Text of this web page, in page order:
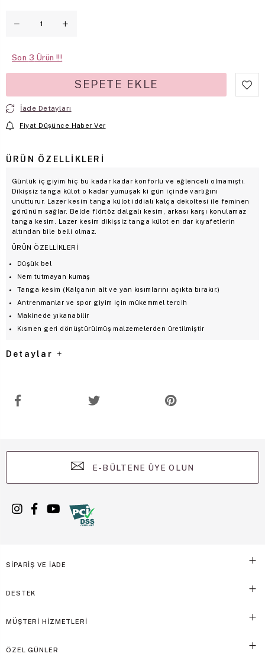
Son 3
İade Detayları
Fiyat Düşünce Haber Ver
ÜRÜN ÖZELLIKLERI
Günlük iç giyim hiç bu kadar kadar konforlu ve eğlenceli olmamıştı.
Dikişsiz tanga külot o kadar yumuşak ki gün içinde varlığını
unutturur. Lazer kesim tanga külot iddialı kalça dekoltesi ile feminen
görünüm sağlar. Belde flörtöz dalgalı kesim, arkası karşı konulamaz
tanga kesim. Lazer kesim dikişsiz tanga külot en dar kıyafetlerin
altından bile belli olmaz.
ÜRÜN ÖZELLİKLERİ
Düşük bel
Nem tutmayan kumaş
Tanga kesim (Kalçanın alt ve yan kısımlarını açıkta bırakır.)
Antrenmanlar ve spor giyim için mükemmel tercih
Makinede yıkanabilir
Kısmen geri dönüştürülmüş malzemelerden üretilmiştir
Detaylar
E-BÜLTENE ÜYE OLUN
SİPARİŞ VE İADE
DESTEK
MÜŞTERİ HİZMETLERİ
ÖZEL GÜNLER